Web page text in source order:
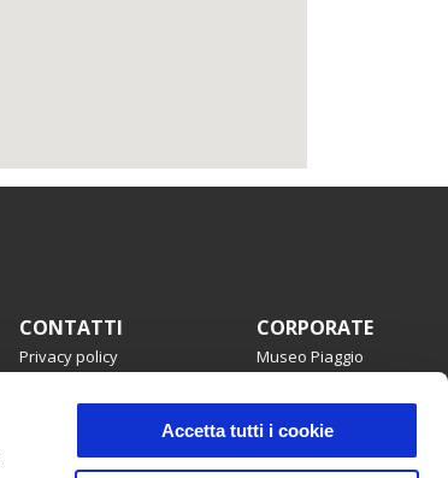
Accetta tutti i cookie
CONTATTI
Privacy policy
Servizio clienti
Campagne di richiamo
CORPORATE
Museo Piaggio
Piaggio Group
Copyright